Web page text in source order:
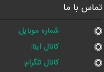
تماس با ما
شماره موبایل:
کانال ایتا:
کانال تلگرام: